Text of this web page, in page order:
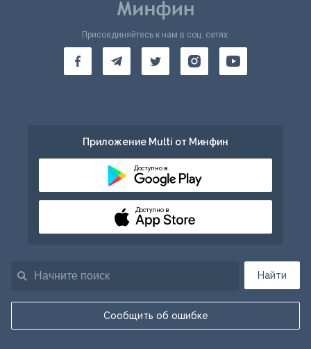
Найти
Сообщить об ошибке
Присоединяйтесь к нам в соц. сетях:
Приложение Multi от Минфин
Доступно в
Доступно в